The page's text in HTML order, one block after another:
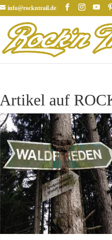
info@rockntrail.de
Artikel auf